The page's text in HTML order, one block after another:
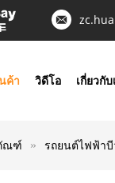
ค้า วิดีโอ เกี่ยวกับ
ณฑ์ รถยนต์ไฟฟ้าบี